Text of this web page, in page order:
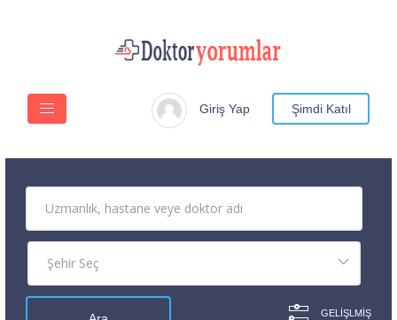
Giriş Yap Şimdi Katıl
GELIŞLMIŞ